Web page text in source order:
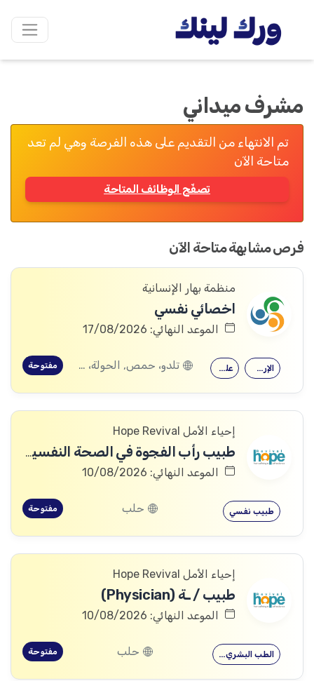
مشرف ميداني
تم الانتهاء من التقديم على هذه الفرصة وهي لم تعد
متاحة الآن
تصفّح الوظائف المتاحة
فرص مشابهة متاحة الآن
منظمة بهار الإنسانية
اخصائي نفسي
الموعد النهائي: 17/08/2026
علم النفس الإرشاد النفسي تلدو، حمص, الحولة، حمص مفتوحة
إحياء الأمل Hope Revival
طبيب رأب الفجوة في الصحة النفسية (mhGAP Doctor)
الموعد النهائي: 10/08/2026
طبيب نفسي حلب مفتوحة
إحياء الأمل Hope Revival
طبيب / ـة (Physician)
الموعد النهائي: 10/08/2026
الطب البشري… حلب مفتوحة